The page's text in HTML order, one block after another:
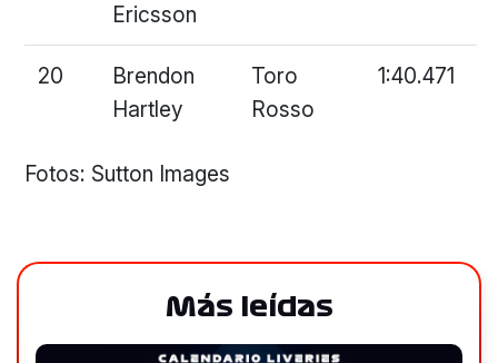
Ericsson
20
Brendon
Hartley
Toro
Rosso
1:40.471
Fotos: Sutton Images
Más leídas